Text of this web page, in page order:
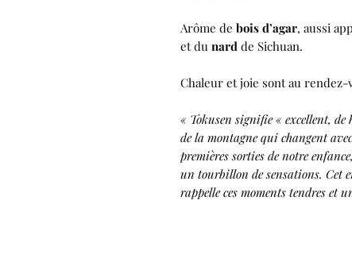
Arôme de bois d’agar, aussi
et du nard de Sichuan.
Chaleur et joie sont au rendez-
« Tokusen signifie « excellent,
de la montagne qui changent
premières sorties de notre
un tourbillon de sensations. Cet
rappelle ces moments tendres et